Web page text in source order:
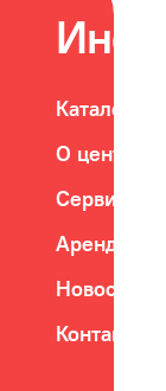
Каталог
О центре
Сервис
Новости
Контакты